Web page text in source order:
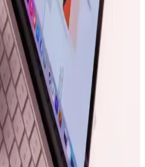
lehim bağlantılarındaki
bootloop sorunları, cihazın
yol açıyor. Yazılım
olabilir.
Entegrasyonunda Yeni
ve Kullanıcı Beklentileri
Gemini'yi entegre ederek sesli
gereksinimleri getiriyor. Bu
hedefliyor ancak bazı
Güncellenme
Hakkında Detaylar